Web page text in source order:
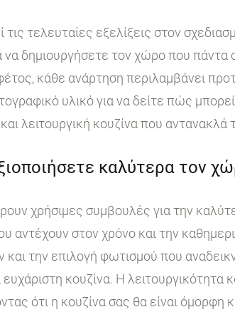
τελευταίες εξελίξεις στον
δημιουργήσετε τον χώρο που πάντα
κάθε ανάρτηση περιλαμβάνει
υλικό για να δείτε πώς
λειτουργική κουζίνα που
καλύτερα τον
χρήσιμες συμβουλές για την
αντέχουν στον χρόνο και την
την επιλογή φωτισμού που
ευχάριστη κουζίνα. Η λειτουργικότητα
ότι η κουζίνα σας θα είναι όμορφη